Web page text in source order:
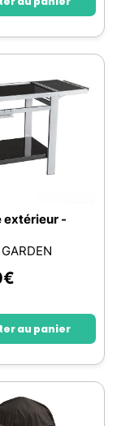
extérieur -
€
au panier